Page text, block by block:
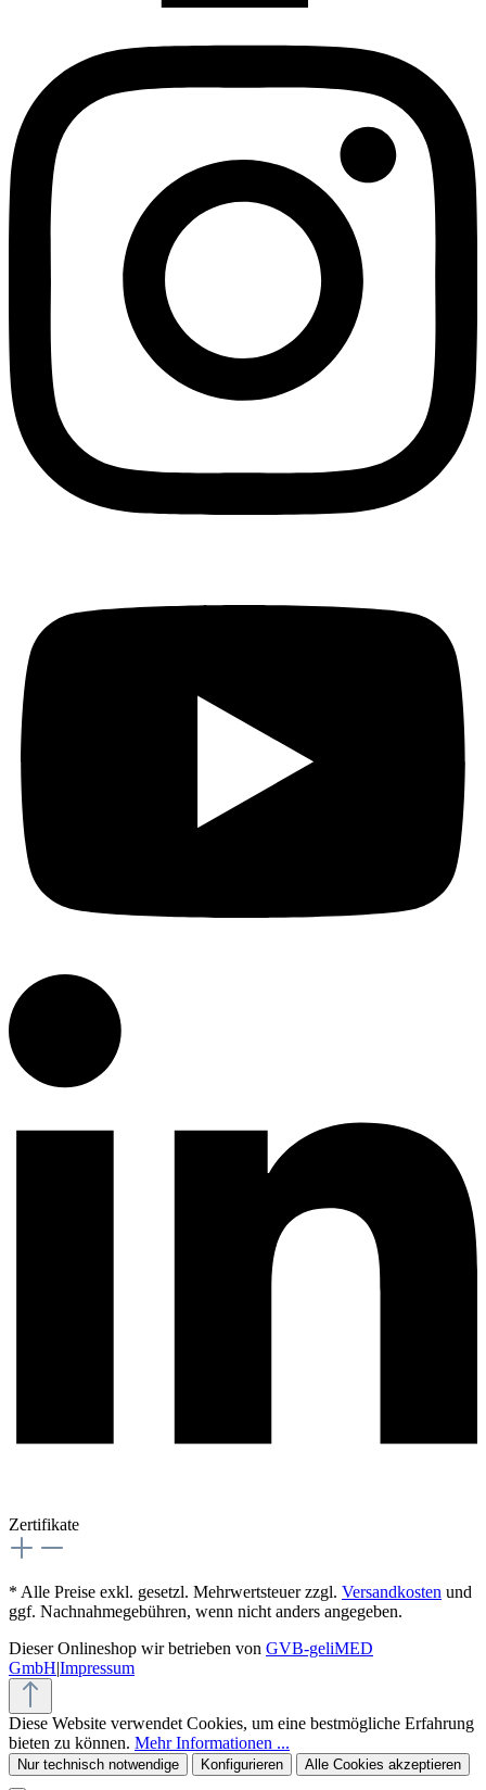
Zertifikate
* Alle Preise exkl. gesetzl. Mehrwertsteuer zzgl. Versandkosten und
ggf. Nachnahmegebühren, wenn nicht anders angegeben.
Dieser Onlineshop wir betrieben von GVB-geliMED
GmbH|Impressum
Diese Website verwendet Cookies, um eine bestmögliche Erfahrung
bieten zu können. Mehr Informationen ...
Nur technisch notwendige Konfigurieren Alle Cookies akzeptieren